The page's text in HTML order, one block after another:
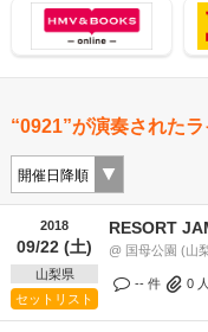
“0921”が演奏された
2018
09/22 (土)
山梨県
セットリスト
RESORT
@ 国母公園 (山
-- 件 0 人